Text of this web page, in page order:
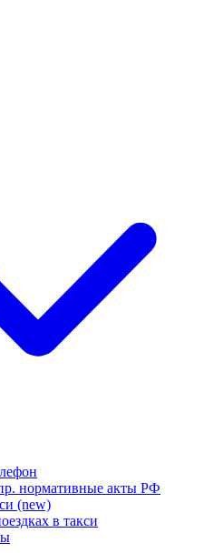
нормативные акты РФ
(new)
в такси